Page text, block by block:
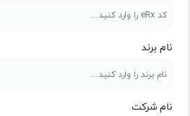
نام برند
نام شرکت